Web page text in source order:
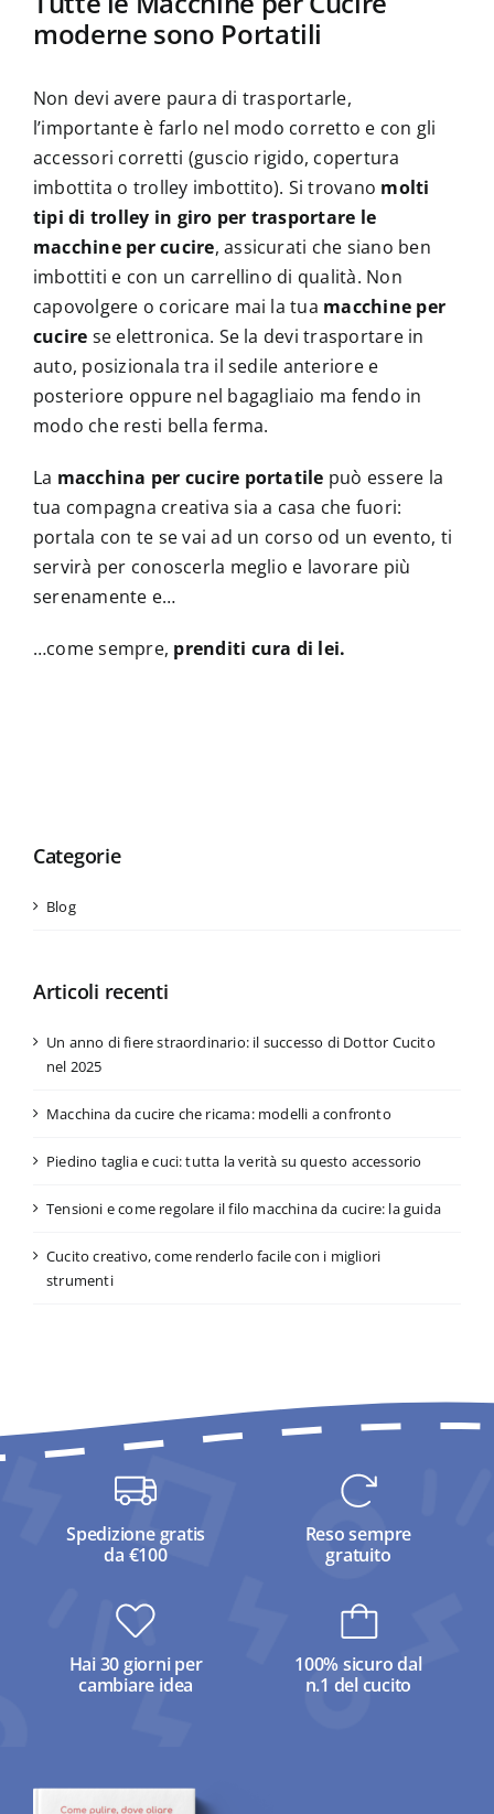
moderne sono Portatili
Non devi avere paura di trasportarle,
l’importante è farlo nel modo corretto e con gli
accessori corretti (guscio rigido, copertura
imbottita o trolley imbottito). Si trovano molti
tipi di trolley in giro per trasportare le
macchine per cucire, assicurati che siano ben
imbottiti e con un carrellino di qualità. Non
capovolgere o coricare mai la tua macchine per
cucire se elettronica. Se la devi trasportare in
auto, posizionala tra il sedile anteriore e
posteriore oppure nel bagagliaio ma fendo in
modo che resti bella ferma.
La macchina per cucire portatile può essere la
tua compagna creativa sia a casa che fuori:
portala con te se vai ad un corso od un evento, ti
servirà per conoscerla meglio e lavorare più
serenamente e…
…come sempre, prenditi cura di lei.
Categorie
Blog
Articoli recenti
Un anno di fiere straordinario: il successo di Dottor Cucito
nel 2025
Macchina da cucire che ricama: modelli a confronto
Piedino taglia e cuci: tutta la verità su questo accessorio
Tensioni e come regolare il filo macchina da cucire: la guida
Cucito creativo, come renderlo facile con i migliori
strumenti
Spedizione gratis
da €100
Reso sempre
gratuito
Hai 30 giorni per
cambiare idea
100% sicuro dal
n.1 del cucito